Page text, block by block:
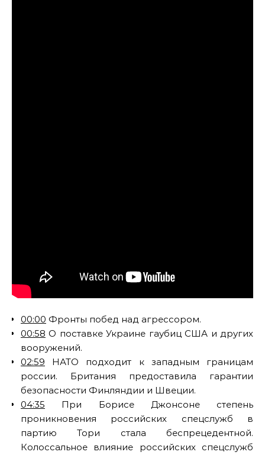
00:00 Фронты побед над агрессором.
00:58 О поставке Украине гаубиц США и других
вооружений.
02:59 НАТО подходит к западным границам
россии. Британия предоставила гарантии
безопасности Финляндии и Швеции.
04:35 При Борисе Джонсоне степень
проникновения российских спецслужб в
партию Тори стала беспрецедентной.
Колоссальное влияние российских спецслужб